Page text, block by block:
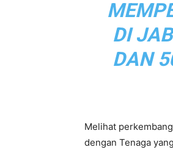
DI
DAN
Melihat
dengan Tenaga